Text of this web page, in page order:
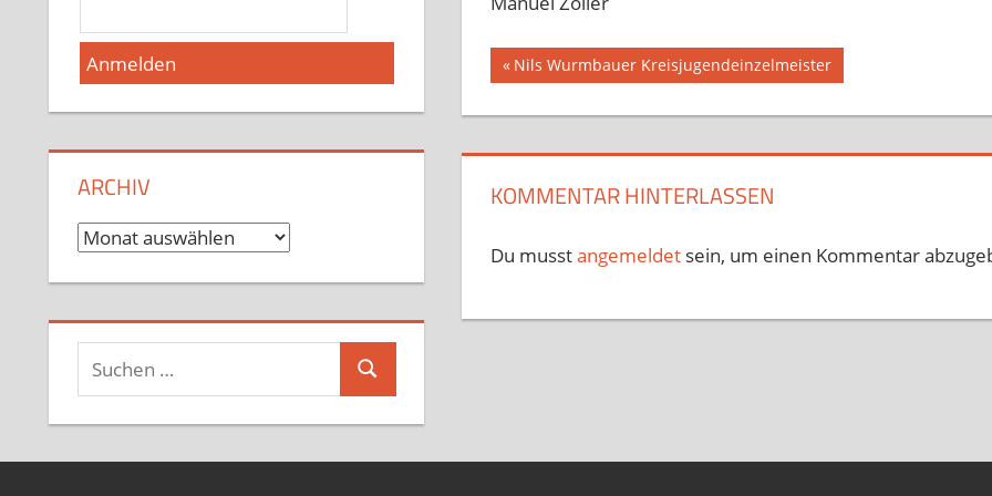
Beitragsnavigation
Vorheriger
Beitrag:
Nils Wurmbauer Kreisjugendeinzelmeister
KOMMENTAR HINTERLASSEN
Du musstangemeldetsein, um einen Kommentar
ARCHIV
Archiv
Suchen
nach:
Suchen